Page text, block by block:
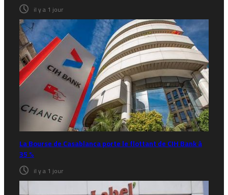
il y a 1 jour
La Bourse de Casablanca porte le flottant de CIH Bank à
35 %
il y a 1 jour